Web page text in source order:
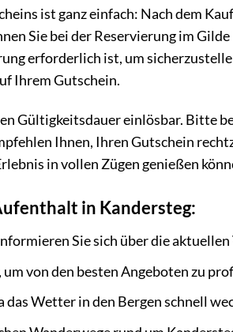
ist ganz einfach: Nach dem
Sie bei der Reservierung im
erforderlich ist, um
Ihrem Gutschein.
Gültigkeitsdauer einlösbar. Bitte
Ihnen, Ihren Gutschein
in vollen Zügen genießen
in Kandersteg:
Sie sich über die
von den besten Angeboten zu
das Wetter in den Bergen schnell